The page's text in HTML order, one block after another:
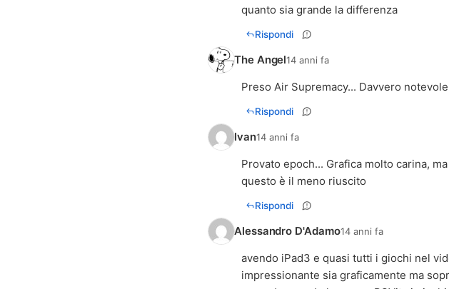
quanto sia grande la differenza
Rispondi
The Angel14 anni fa
Preso Air Supremacy... Davvero
Rispondi
Ivan14 anni fa
Provato epoch... Grafica molto carina,
questo è il meno riuscito
Rispondi
Alessandro D'Adamo14 anni fa
avendo iPad3 e quasi tutti i giochi nel
impressionante sia graficamente ma